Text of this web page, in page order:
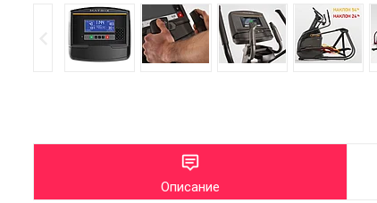
Описание